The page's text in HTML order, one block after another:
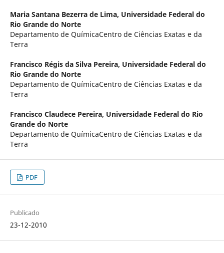
Maria Santana Bezerra de Lima, Universidade Federal do
Rio Grande do Norte
Departamento de QuímicaCentro de Ciências Exatas e da
Terra
Francisco Régis da Silva Pereira, Universidade Federal do
Rio Grande do Norte
Departamento de QuímicaCentro de Ciências Exatas e da
Terra
Francisco Claudece Pereira, Universidade Federal do Rio
Grande do Norte
Departamento de QuímicaCentro de Ciências Exatas e da
Terra
PDF
Publicado
23-12-2010